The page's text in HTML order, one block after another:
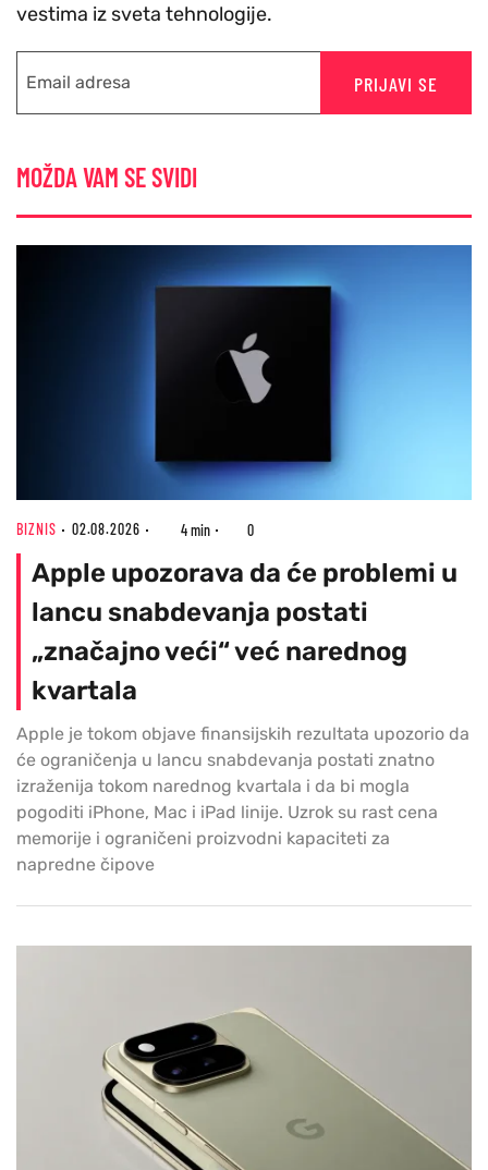
vestima iz sveta tehnologije.
PRIJAVI SE
MOŽDA VAM SE SVIDI
BIZNIS 02.08.2026 4 min 0
Apple upozorava da će problemi u
lancu snabdevanja postati
„značajno veći“ već narednog
kvartala
Apple je tokom objave finansijskih rezultata upozorio da
će ograničenja u lancu snabdevanja postati znatno
izraženija tokom narednog kvartala i da bi mogla
pogoditi iPhone, Mac i iPad linije. Uzrok su rast cena
memorije i ograničeni proizvodni kapaciteti za
napredne čipove